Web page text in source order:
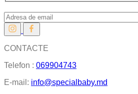
CONTACTE
Telefon : 069904743
E-mail: info@specialbaby.md